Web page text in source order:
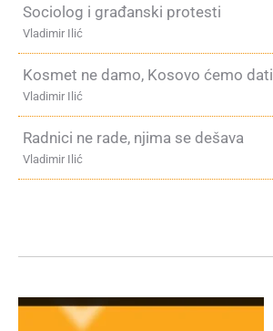
Sociolog i građanski protesti
Vladimir Ilić
Kosmet ne damo, Kosovo ćemo dati
Vladimir Ilić
Radnici ne rade, njima se dešava
Vladimir Ilić